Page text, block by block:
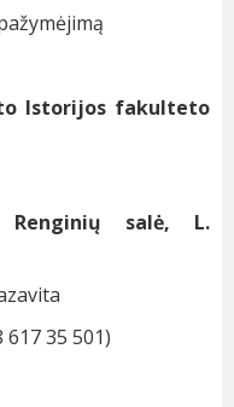
Istorijos fakulteto
Renginių salė, L.
35 501)